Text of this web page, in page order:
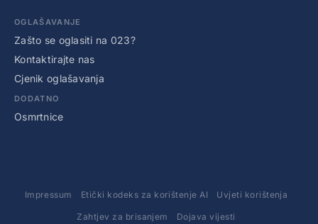
OGLAŠAVANJE
Zašto se oglasiti na 023?
Kontaktirajte nas
Cjenik oglašavanja
DODATNO
Osmrtnice
Impressum Etički kodeks za korištenje AI Uvjeti korištenja
Zahtjev za brisanjem Dojava vijesti